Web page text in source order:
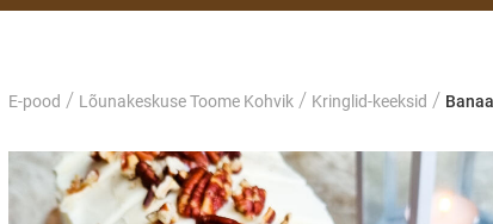
E-pood / Lõunakeskuse Toome Kohvik / Kringlid-keeksid /